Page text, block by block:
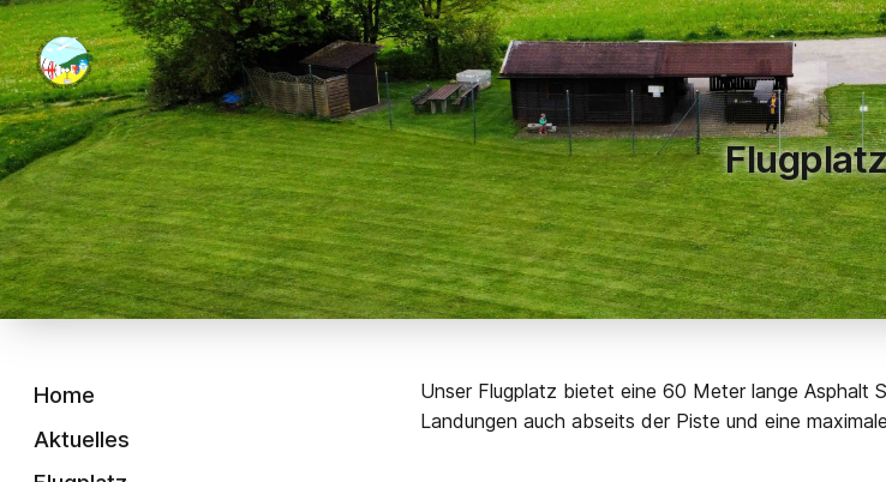
Home
Aktuelles
Unser Flugplatz bietet eine 60 Meter lange Asphalt
Landungen auch abseits der Piste und eine